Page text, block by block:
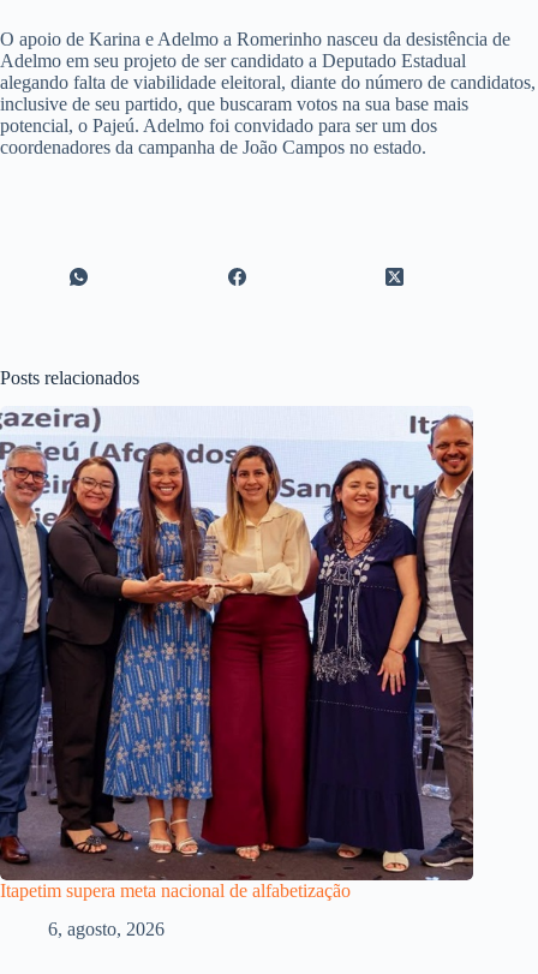
O apoio de Karina e Adelmo a Romerinho nasceu da desistência de
Adelmo em seu projeto de ser candidato a Deputado Estadual
alegando falta de viabilidade eleitoral, diante do número de candidatos,
inclusive de seu partido, que buscaram votos na sua base mais
potencial, o Pajeú. Adelmo foi convidado para ser um dos
coordenadores da campanha de João Campos no estado.
Posts relacionados
Itapetim supera meta nacional de alfabetização
6, agosto, 2026